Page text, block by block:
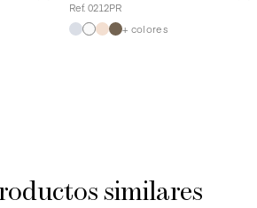
Ref. 0212PR
+ colores
similares